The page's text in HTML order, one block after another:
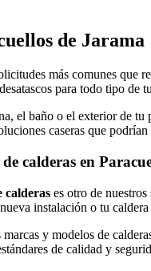
de Jarama
más comunes
para todo tipo de
el baño o el exterior de
caseras que
calderas en
calderas es otro de
instalación o tu
y modelos de
de calidad y